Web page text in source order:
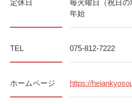
定休日
毎火曜日（祝日
年始
TEL 075-812-7222
ホームページ https://